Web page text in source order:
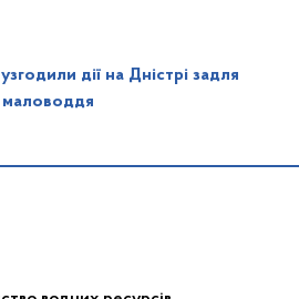
дії на Дністрі задля
маловоддя